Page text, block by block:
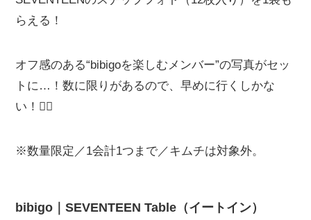
らえる！
オフ感のある“bibigoを楽しむメンバー”の写真がセッ
トに…！数に限りがあるので、早めに行くしかな
い！🏃‍♀️
※数量限定／1会計1つまで／キムチは対象外。
bibigo｜SEVENTEEN Table（イートイン）